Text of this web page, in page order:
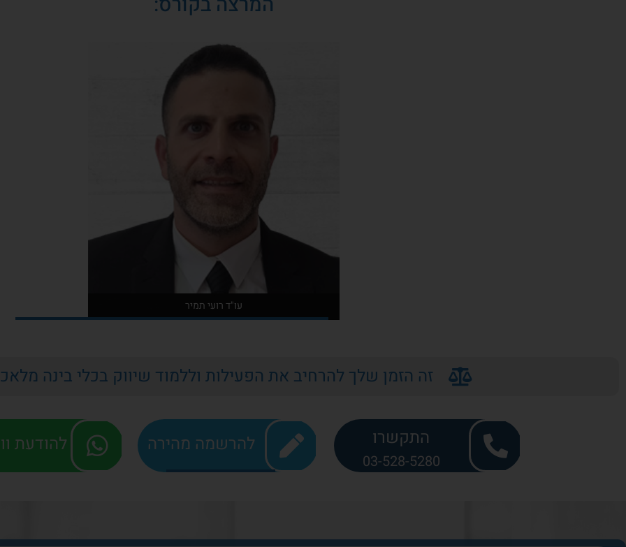
עו"ד רועי תמיר
אודות המרצה
זה הזמן שלך להרחיב את הפעילות וללמוד שיווק בכלי בינה
התקשרו
03-528-5280
להרשמה מהירה להודעת